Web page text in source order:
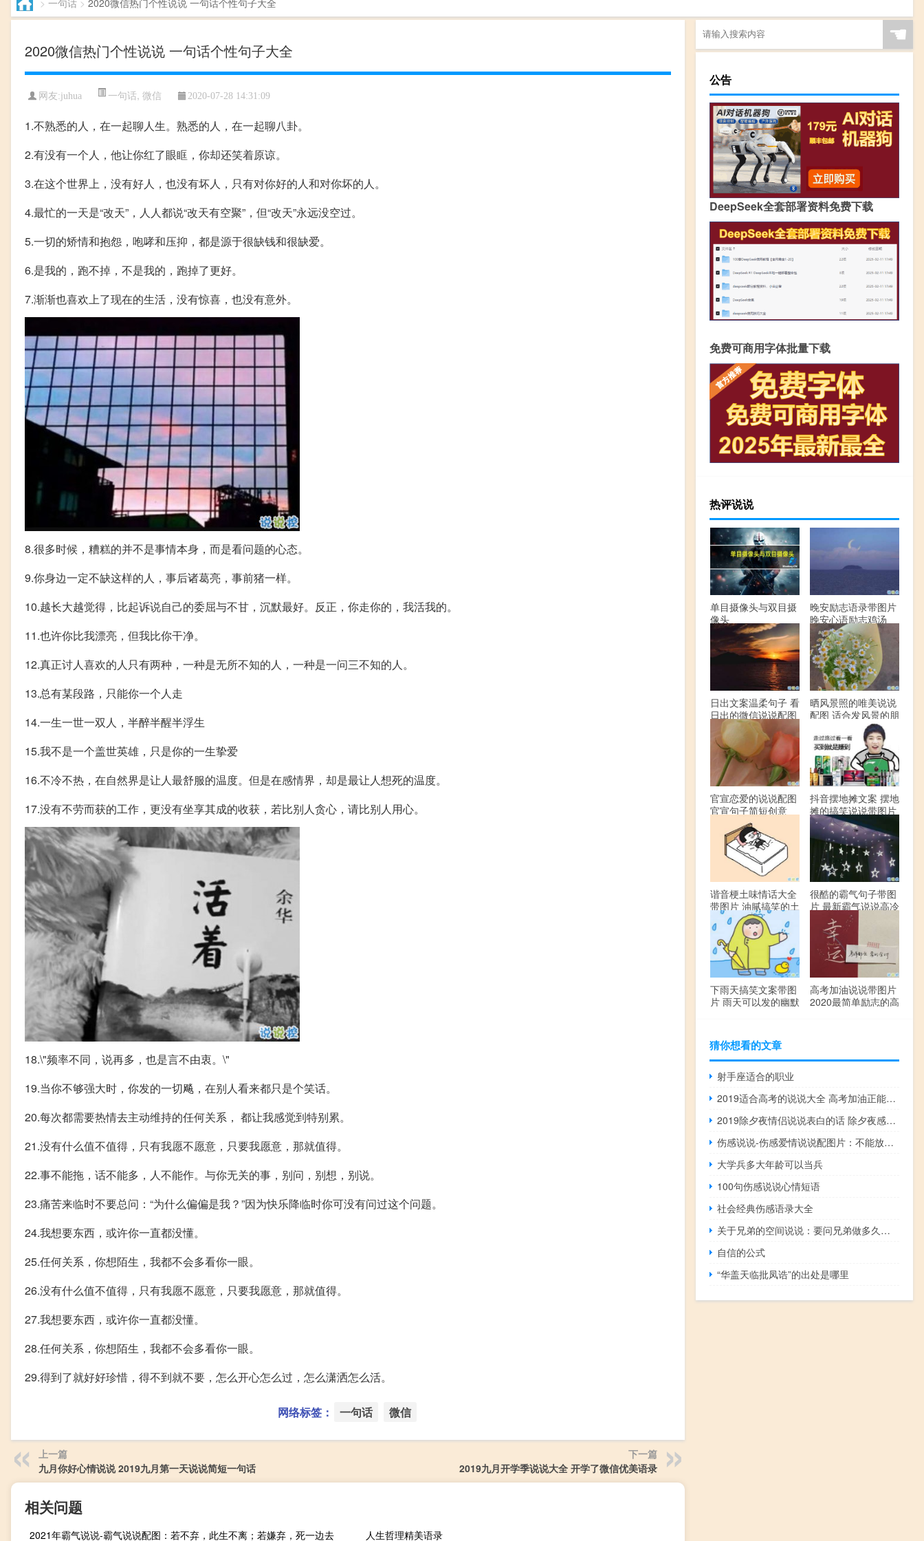
2020微信热门个性说说 一句话个性句子大全
网友:juhua 一句话, 微信 2020-07-28 14:31:09
1.不熟悉的人，在一起聊人生。熟悉的人，在一起聊八卦。
2.有没有一个人，他让你红了眼眶，你却还笑着原谅。
3.在这个世界上，没有好人，也没有坏人，只有对你好的人和对你坏的人。
4.最忙的一天是“改天”，人人都说“改天有空聚”，但“改天”永远没空过。
5.一切的矫情和抱怨，咆哮和压抑，都是源于很缺钱和很缺爱。
6.是我的，跑不掉，不是我的，跑掉了更好。
7.渐渐也喜欢上了现在的生活，没有惊喜，也没有意外。
8.很多时候，糟糕的并不是事情本身，而是看问题的心态。
9.你身边一定不缺这样的人，事后诸葛亮，事前猪一样。
10.越长大越觉得，比起诉说自己的委屈与不甘，沉默最好。反正，你走你的，我活我的。
11.也许你比我漂亮，但我比你干净。
12.真正讨人喜欢的人只有两种，一种是无所不知的人，一种是一问三不知的人。
13.总有某段路，只能你一个人走
14.一生一世一双人，半醉半醒半浮生
15.我不是一个盖世英雄，只是你的一生挚爱
16.不冷不热，在自然界是让人最舒服的温度。但是在感情界，却是最让人想死的温度。
17.没有不劳而获的工作，更没有坐享其成的收获，若比别人贪心，请比别人用心。
18.\"频率不同，说再多，也是言不由衷。\"
19.当你不够强大时，你发的一切飚，在别人看来都只是个笑话。
20.每次都需要热情去主动维持的任何关系， 都让我感觉到特别累。
21.没有什么值不值得，只有我愿不愿意，只要我愿意，那就值得。
22.事不能拖，话不能多，人不能作。与你无关的事，别问，别想，别说。
23.痛苦来临时不要总问：“为什么偏偏是我？”因为快乐降临时你可没有问过这个问题。
24.我想要东西，或许你一直都没懂。
25.任何关系，你想陌生，我都不会多看你一眼。
26.没有什么值不值得，只有我愿不愿意，只要我愿意，那就值得。
27.我想要东西，或许你一直都没懂。
28.任何关系，你想陌生，我都不会多看你一眼。
29.得到了就好好珍惜，得不到就不要，怎么开心怎么过，怎么潇洒怎么活。
网络标签： 一句话 微信
上一篇
九月你好心情说说 2019九月第一天说说简短一句话
下一篇
2019九月开学季说说大全 开学了微信优美语录
相关问题
2021年霸气说说-霸气说说配图：若不弃，此生不离；若嫌弃，死一边去 人生哲理精美语录
☚
公告
DeepSeek全套部署资料免费下载
免费可商用字体批量下载
热评说说
单目摄像头与双目摄
像头
晚安励志语录带图片
晚安心语励志鸡汤
日出文案温柔句子 看
日出的微信说说配图
晒风景照的唯美说说
配图 适合发风景的朋
官宣恋爱的说说配图
官宣句子简短创意
抖音摆地摊文案 摆地
摊的搞笑说说带图片
谐音梗土味情话大全
带图片 油腻搞笑的土
味情话
很酷的霸气句子带图
片 最新霸气说说高冷
下雨天搞笑文案带图
片 雨天可以发的幽默
高考加油说说带图片
2020最简单励志的高
猜你想看的文章
射手座适合的职业
2019适合高考的说说大全 高考加油正能量句子
2019除夕夜情侣说说表白的话 除夕夜感谢有你朋友圈说说情侣版
伤感说说-伤感爱情说说配图片：不能放弃就继续喜欢吧，至少心不会空荡不安
大学兵多大年龄可以当兵
100句伤感说说心情短语
社会经典伤感语录大全
关于兄弟的空间说说：要问兄弟做多久，心跳多久做多久
自信的公式
“华盖天临批凤诰”的出处是哪里